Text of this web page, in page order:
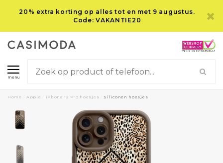
20% extra korting op alles tot en met 9 augustus.
Code: VAKANTIE20
menu
Home Apple iPhone 12 Pro hoesjes Siliconen hoesjes